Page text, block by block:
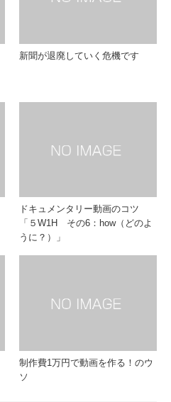
新聞が退廃していく危機です
ドキュメンタリー動画のコツ
「５W1H その6：how（どのよ
うに？）」
制作費1万円で動画を作る！のウ
ソ